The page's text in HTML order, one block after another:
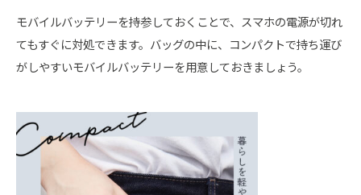
モバイルバッテリーを持参しておくことで、スマホの電源が切れ
てもすぐに対処できます。バッグの中に、コンパクトで持ち運び
がしやすいモバイルバッテリーを用意しておきましょう。